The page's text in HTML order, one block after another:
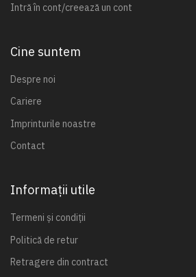
Intră în cont/creează un cont
Cine suntem
Despre noi
Cariere
Imprinturile noastre
Contact
Informații utile
Termeni și condiții
Politică de retur
Retragere din contract